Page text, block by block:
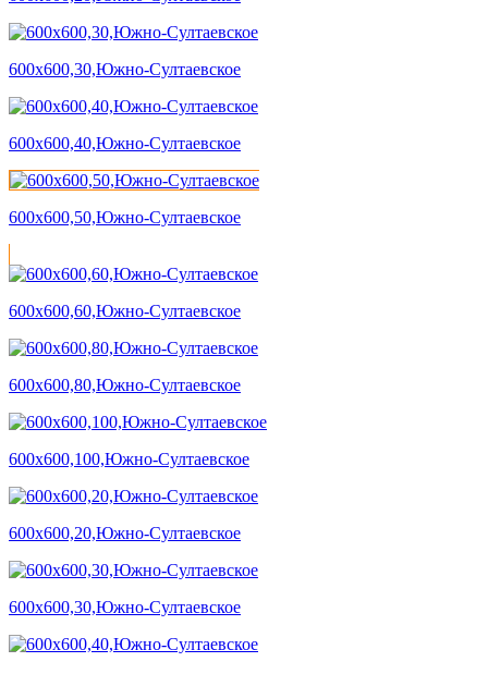
600х600,30,Южно-Султаевское
600х600,40,Южно-Султаевское
600х600,50,Южно-Султаевское
600х600,60,Южно-Султаевское
600х600,80,Южно-Султаевское
600х600,100,Южно-Султаевское
600х600,20,Южно-Султаевское
600х600,30,Южно-Султаевское